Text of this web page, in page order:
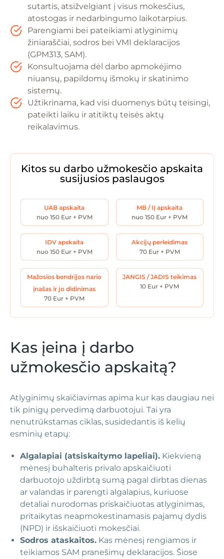
sutartis, atsižvelgiant į visus mokesčius,
atostogas ir nedarbingumo laikotarpius.
Parengiami bei pateikiami atlyginimų
žiniaraščiai, sodros bei VMI deklaracijos
(GPM313, SAM).
Konsultuojama dėl darbo apmokėjimo
niuansų, papildomų išmokų ir skatinimo
sistemų.
Užtikrinama, kad visi duomenys būtų teisingi,
pateikti laiku ir atitiktų teisės aktų
reikalavimus.
Kitos su darbo užmokesčio apskaita
susijusios paslaugos
UAB apskaita
nuo 150 Eur + PVM
MB / IĮ apskaita
nuo 150 Eur + PVM
IDV apskaita
nuo 150 Eur + PVM
Akcijų perleidimas
70 Eur + PVM
Mažosios bendrijos nario
įnašas ir jo didinimas
70 Eur + PVM
JANGIS / JADIS teikimas
10 Eur + PVM
Kas įeina į darbo
užmokesčio apskaitą?
Atlyginimų skaičiavimas apima kur kas daugiau nei
tik pinigų pervedimą darbuotojui. Tai yra
nenutrūkstamas ciklas, susidedantis iš kelių
esminių etapų:
Algalapiai (atsiskaitymo lapeliai). Kiekvieną
mėnesį buhalteris privalo apskaičiuoti
darbuotojo uždirbtą sumą pagal dirbtas dienas
ar valandas ir parengti algalapius, kuriuose
detaliai nurodomas priskaičiuotas atlyginimas,
pritaikytas neapmokestinamasis pajamų dydis
(NPD) ir išskaičiuoti mokesčiai.
Sodros ataskaitos. Kas mėnesį rengiamos ir
teikiamos SAM pranešimų deklaracijos. Šiose